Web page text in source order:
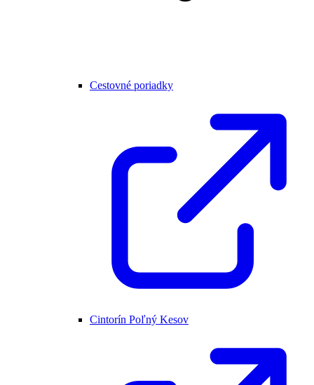
Cestovné poriadky
Cintorín Poľný Kesov